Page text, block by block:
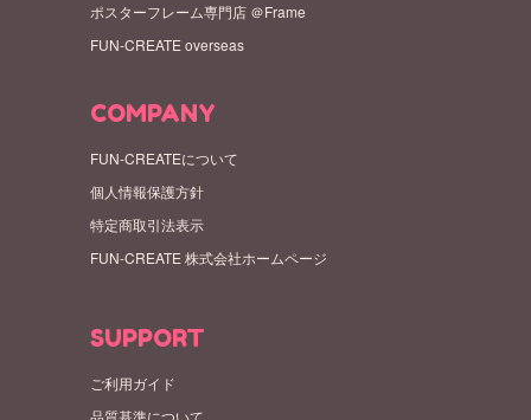
ポスターフレーム専門店 ＠Frame
FUN-CREATE overseas
COMPANY
FUN-CREATEについて
個人情報保護方針
特定商取引法表示
FUN-CREATE 株式会社ホームページ
SUPPORT
ご利用ガイド
品質基準について